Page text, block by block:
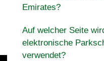
Emirates?
Auf welcher Seite
elektronische
verwendet?